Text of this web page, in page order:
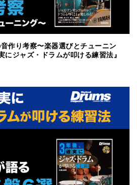
作り考察〜楽器選びとチューニン
ジャズ・ドラムが叩ける練習法』